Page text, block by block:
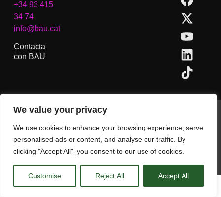
We value your privacy
We use cookies to enhance your browsing experience, serve
personalised ads or content, and analyse our traffic. By
clicking "Accept All", you consent to our use of cookies.
Customise Reject All Accept All
+34 93 415
34 74
info@bau.cat
Contacta
con BAU
BAU, Centro Universitario de Artes y Diseño de Barcelona.
Copyright © Todos los derechos reservados.
CA ES EN( IN)